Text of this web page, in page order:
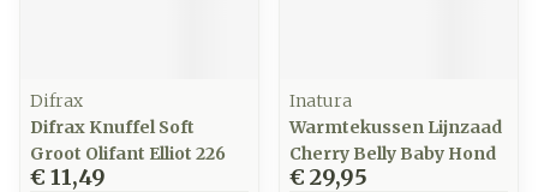
Difrax
Difrax Knuffel Soft
Groot Olifant Elliot 226
€ 11,49
Inatura
Warmtekussen Lijnzaad
Cherry Belly Baby Hond
€ 29,95